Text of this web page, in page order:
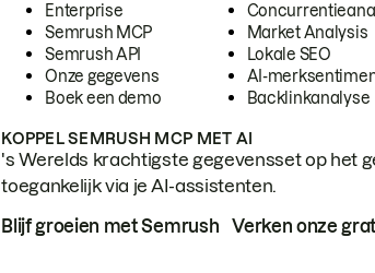
Enterprise
Semrush MCP
Semrush API
Onze gegevens
Boek een demo
Market Analysis
Lokale SEO
AI-
Backlinkanalyse
KOPPEL SEMRUSH MCP MET AI
's Werelds krachtigste gegevensset op het
toegankelijk via je AI-assistenten.
Blijf groeien met Semrush Verken onze